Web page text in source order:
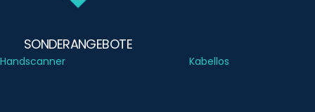
SONDERANGEBOTE
Handscanner Kabellos